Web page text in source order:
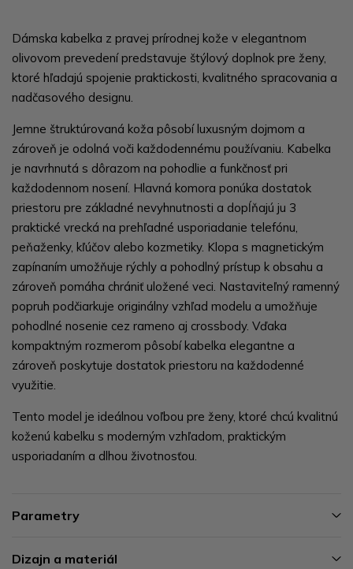
Dámska kabelka z pravej prírodnej kože v elegantnom
olivovom prevedení predstavuje štýlový doplnok pre ženy,
ktoré hľadajú spojenie praktickosti, kvalitného spracovania a
nadčasového designu.
Jemne štruktúrovaná koža pôsobí luxusným dojmom a
zároveň je odolná voči každodennému používaniu. Kabelka
je navrhnutá s dôrazom na pohodlie a funkčnosť pri
každodennom nosení. Hlavná komora ponúka dostatok
priestoru pre základné nevyhnutnosti a dopĺňajú ju 3
praktické vrecká na prehľadné usporiadanie telefónu,
peňaženky, kľúčov alebo kozmetiky. Klopa s magnetickým
zapínaním umožňuje rýchly a pohodlný prístup k obsahu a
zároveň pomáha chrániť uložené veci. Nastaviteľný ramenný
popruh podčiarkuje originálny vzhľad modelu a umožňuje
pohodlné nosenie cez rameno aj crossbody. Vďaka
kompaktným rozmerom pôsobí kabelka elegantne a
zároveň poskytuje dostatok priestoru na každodenné
využitie.
Tento model je ideálnou voľbou pre ženy, ktoré chcú kvalitnú
koženú kabelku s moderným vzhľadom, praktickým
usporiadaním a dlhou životnosťou.
Parametry
Dizajn a materiál